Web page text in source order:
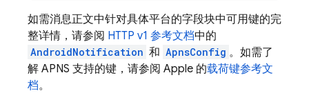
如需消息正文中针对具体平台的字段块中可用键的完
整详情，请参阅 HTTP v1 参考文档中的
AndroidNotification 和 ApnsConfig 。如需了
解 APNS 支持的键，请参阅 Apple 的载荷键参考文
档。